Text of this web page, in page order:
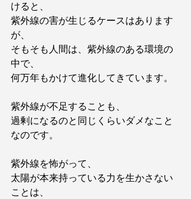
けると、
紫外線の害が生じるケースはあります
が、
そもそも人間は、紫外線のある環境の
中で、
何万年もかけて進化してきています。
紫外線が不足することも、
過剰になるのと同じくらいダメなこと
なのです。
紫外線を怖がって、
太陽が本来持っている力を生かさない
ことは、